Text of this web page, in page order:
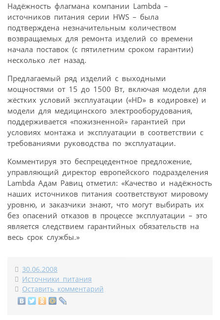
Надёжность флагмана компании Lambda –
источников питания серии HWS – была
подтверждена незначительным количеством
возвращаемых для ремонта изделий со времени
начала поставок (с пятилетним сроком гарантии)
несколько лет назад.
Предлагаемый ряд изделий с выходными
мощностями от 15 до 1500 Вт, включая модели для
жёстких условий эксплуатации («HD» в кодировке) и
модели для медицинского электрооборудования,
поддерживается «пожизненной» гарантией при
условиях монтажа и эксплуатации в соответствии с
требованиями руководства по эксплуатации.
Комментируя это беспрецедентное предложение,
управляющий директор европейского подразделения
Lambda Адам Равиц отметил: «Качество и надёжность
наших источников питания соответствуют мировому
уровню, и заказчики знают, что могут выбирать их
без опасений отказов в процессе эксплуатации – это
является следствием гарантийных обязательств на
весь срок службы.»
30.06.2008
Источники питания
Оставить комментарий